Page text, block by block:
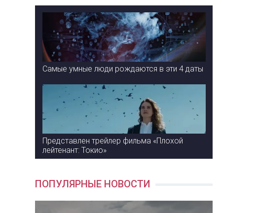
Самые умные люди рождаются в эти 4 даты
Представлен трейлер фильма «Плохой
лейтенант: Токио»
ПОПУЛЯРНЫЕ НОВОСТИ